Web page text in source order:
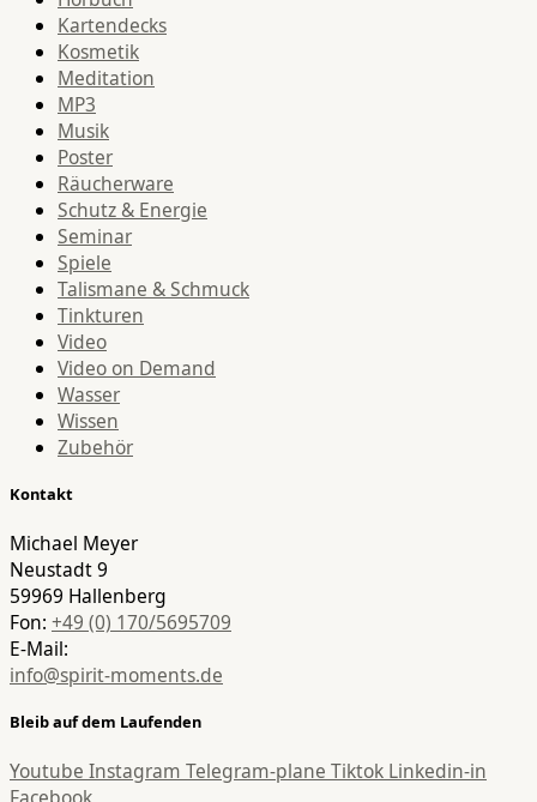
Kartendecks
Kosmetik
Meditation
MP3
Musik
Poster
Räucherware
Schutz & Energie
Seminar
Spiele
Talismane & Schmuck
Tinkturen
Video
Video on Demand
Wasser
Wissen
Zubehör
Kontakt
Michael Meyer
Neustadt 9
59969 Hallenberg
Fon: +49 (0) 170/5695709
E-Mail:
info@spirit-moments.de
Bleib auf dem Laufenden
Youtube Instagram Telegram-plane Tiktok Linkedin-in